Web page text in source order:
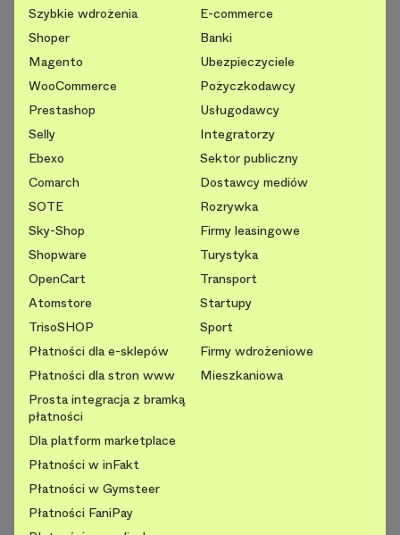
Szybkie wdrożenia
Shoper
Magento
WooCommerce
Prestashop
Selly
Ebexo
Comarch
SOTE
Sky-Shop
Shopware
OpenCart
Atomstore
TrisoSHOP
Płatności dla e-sklepów
Płatności dla stron www
Prosta integracja z bramką
płatności
Dla platform marketplace
Płatności w inFakt
Płatności w Gymsteer
Płatności FaniPay
E-commerce
Banki
Ubezpieczyciele
Pożyczkodawcy
Usługodawcy
Integratorzy
Sektor publiczny
Dostawcy mediów
Rozrywka
Firmy leasingowe
Turystyka
Transport
Startupy
Sport
Firmy wdrożeniowe
Mieszkaniowa